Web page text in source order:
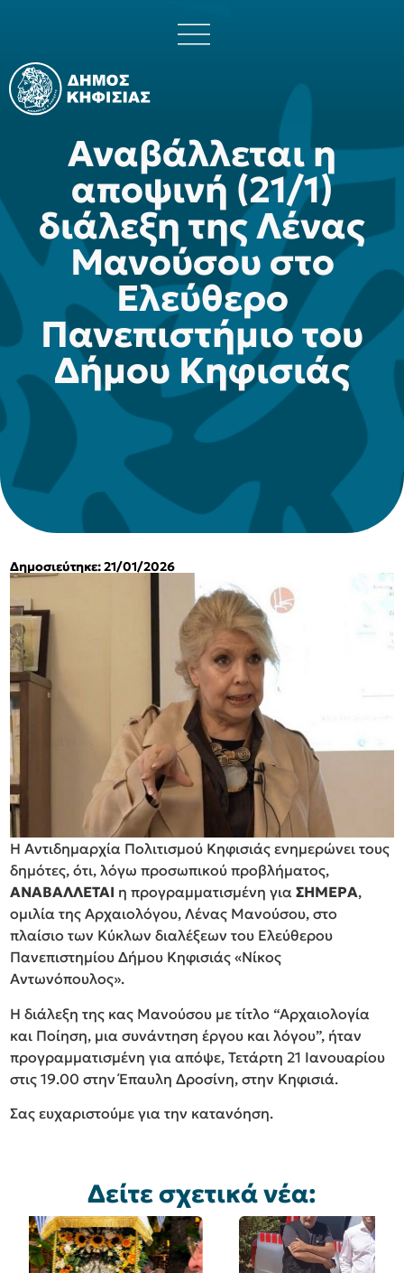
Αναβάλλεται η
αποψινή (21/1)
διάλεξη της Λένας
Μανούσου στο
Ελεύθερο
Πανεπιστήμιο του
Δήμου Κηφισιάς
Δημοσιεύτηκε: 21/01/2026
Η Αντιδημαρχία Πολιτισμού Κηφισιάς ενημερώνει τους
δημότες, ότι, λόγω προσωπικού προβλήματος,
ΑΝΑΒΑΛΛΕΤΑΙ η προγραμματισμένη γιαΣΗΜΕΡΑ,
ομιλία της Αρχαιολόγου, Λένας Μανούσου, στο
πλαίσιο των Κύκλων διαλέξεων του Ελεύθερου
Πανεπιστημίου Δήμου Κηφισιάς «Νίκος
Αντωνόπουλος».
Η διάλεξη της κας Μανούσου με τίτλο “Αρχαιολογία
και Ποίηση, μια συνάντηση έργου και λόγου”, ήταν
προγραμματισμένη για απόψε, Τετάρτη 21 Ιανουαρίου
στις 19.00 στην Έπαυλη Δροσίνη, στην Κηφισιά.
Σας ευχαριστούμε για την κατανόηση.
Δείτε σχετικά νέα: